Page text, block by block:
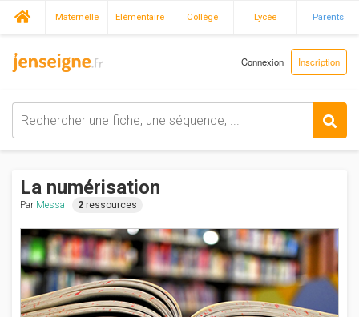
Maternelle Elémentaire Collège Lycée Parents
Connexion Inscription
La numérisation
Par Messa 2 ressources